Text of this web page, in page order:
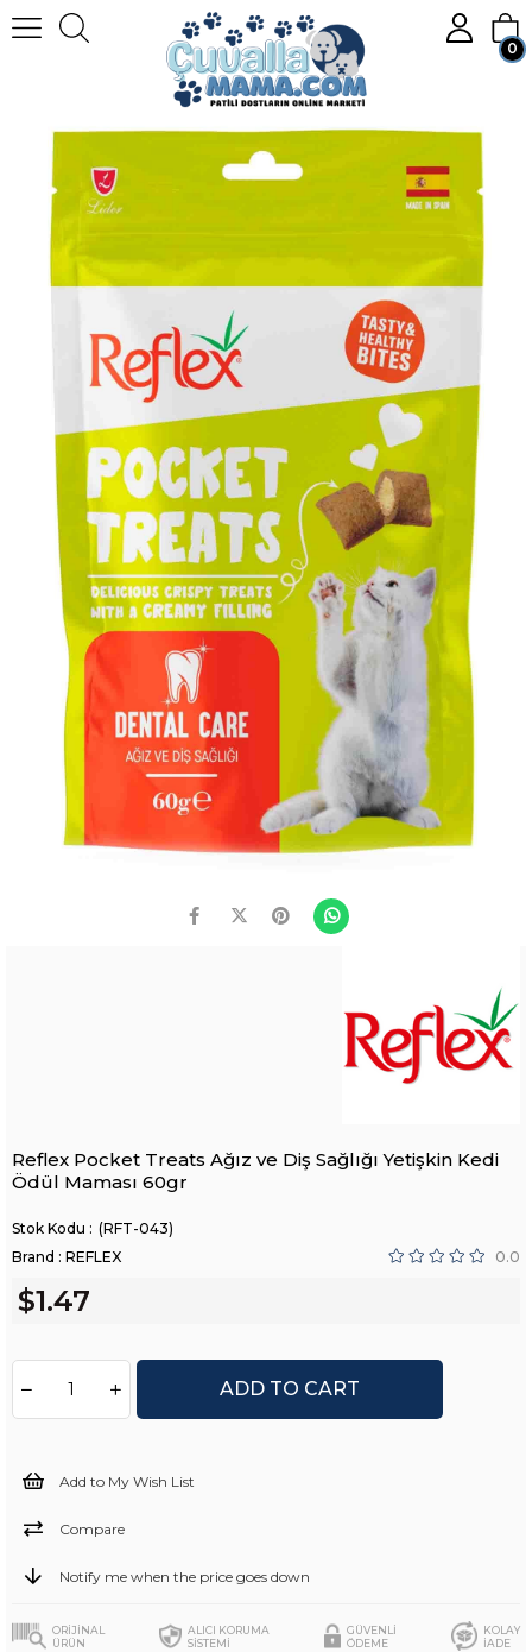
0
Kedi Mamaları Kedi Ödül Maması
Reflex Pocket Treats Ağız ve Diş Sağlığı Yetişkin Kedi
Ödül Maması 60gr
(RFT-043)
Brand : REFLEX 0.0
$1.47
Add to My Wish List
Compare
Notify me when the price goes down
ORİJİNAL
ÜRÜN
ALICI KORUMA
SİSTEMİ
GÜVENLİ
ÖDEME
KOLAY
İADE